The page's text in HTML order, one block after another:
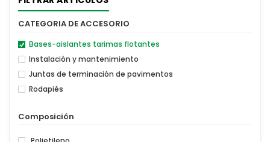
CATEGORIA DE ACCESORIO
Bases-aislantes tarimas flotantes
Instalación y mantenimiento
Juntas de terminación de pavimentos
Rodapiés
Composición